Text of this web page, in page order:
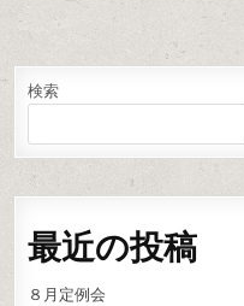
検索
最近の投稿
８月定例会